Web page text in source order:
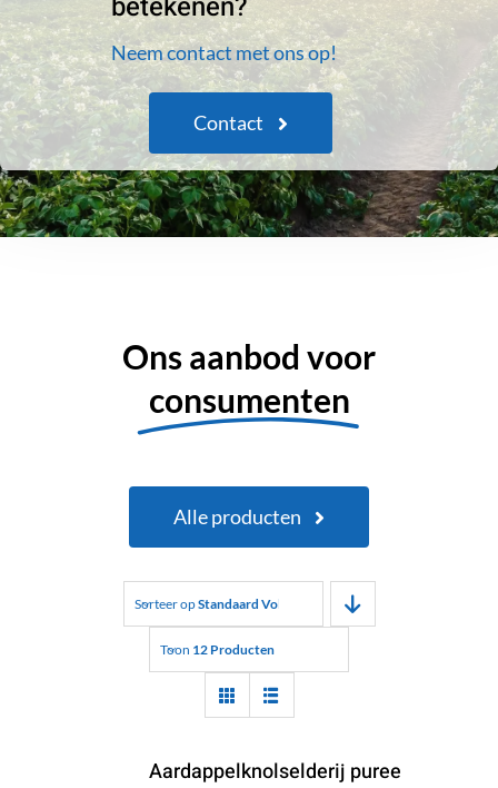
Neem contact met ons op!
Contact
Ons aanbod voor
consumenten
Alle producten
Sorteer opStandaard Volgorde
Toon 12 Producten
Aardappelknolselderij puree